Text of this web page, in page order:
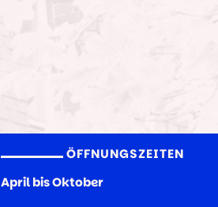
ÖFFNUNGSZEITEN
April bis Oktober